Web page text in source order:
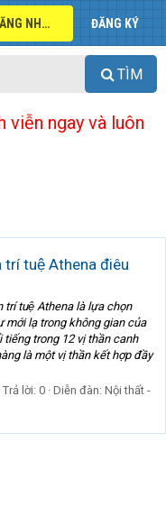
ĐĂNG NHẬP ĐĂNG KÝ
TÌM
viễn ngay và luôn
tuệ Athena điêu
trí tuệ Athena là lựa chọn
mới lạ trong không gian của
tiếng trong 12 vị thần canh
là một vị thần kết hợp đầy
Trả lời: 0 Diễn đàn: Nội thất -